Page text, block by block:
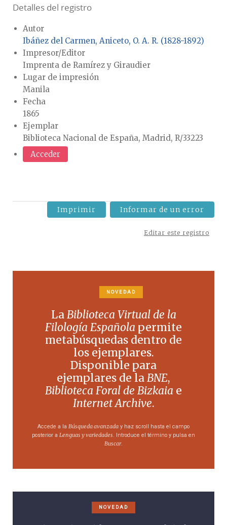
Detalles del registro
Autor
Ibáñez del Carmen, Aniceto, O. A. R. (1828-1892)
Impresor/Editor
Imprenta de Ramírez y Giraudier
Lugar de impresión
Manila
Fecha
1865
Ejemplar
Biblioteca Nacional de España, Madrid, R/33223
Acceder
Imprimir Informar de un error
Editar este registro
NOVEDAD
LaBiblioteca Virtual de la
Filología Española permite
metabúsquedas dentro de
los ejemplares.
Disponible para
ejemplares de laBNE,
Biblioteca Foral de Bizkaia e
Internet Archive.
Accede a la Búsqueda avanzada y haz scroll hasta el campo
posterior a Lenguas y variedades . Introduce el término y pulsa en
Buscar.
NOVEDAD